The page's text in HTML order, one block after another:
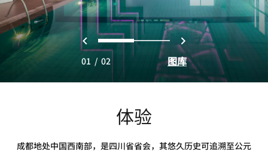
上一页
0 1 下一页
01 / 02 图库
体验
成都地处中国西南部，是四川省省会，其悠久历史可追溯至公元